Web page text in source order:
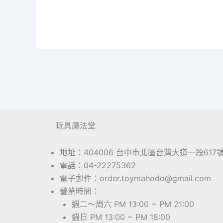
玩具魔法堂
地址：404006 台中市北區台灣大道一段617
電話：04-22275362
電子郵件：order.toymahodo@gmail.com
營業時間：
週二～周六 PM 13:00 ~ PM 21:00
週日 PM 13:00 ~ PM 18:00